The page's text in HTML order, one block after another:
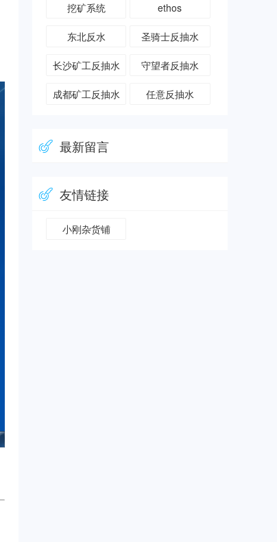
挖矿系统 ethos
东北反水 圣骑士反抽水
长沙矿工反抽水 守望者反抽水
成都矿工反抽水 任意反抽水
最新留言
友情链接
小刚杂货铺